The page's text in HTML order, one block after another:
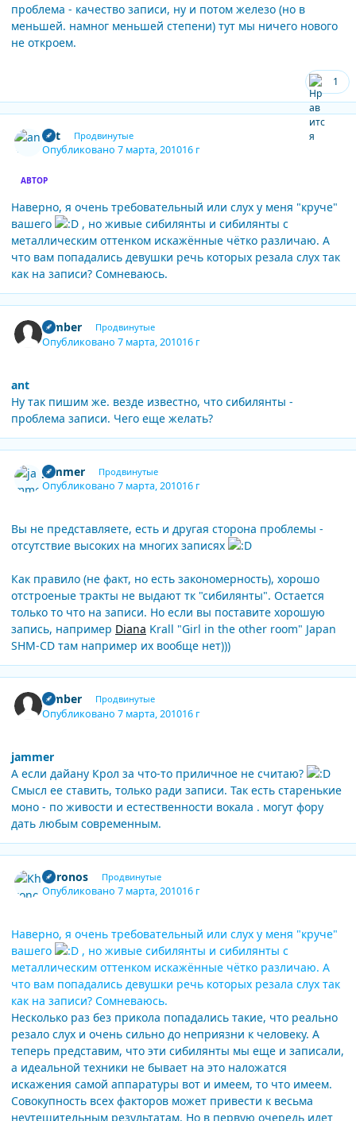
проблема - качество записи, ну и потом железо (но в
меньшей. намног меньшей степени) тут мы ничего нового
не откроем.
1
ant Продвинутые
Опубликовано7 марта, 201016 г
АВТОР
Наверно, я очень требовательный или слух у меня "круче"
вашего
, но живые сибилянты и сибилянты с
металлическим оттенком искажённые чётко различаю. А
что вам попадались девушки речь которых резала слух так
как на записи? Сомневаюсь.
Bimber Продвинутые
Опубликовано7 марта, 201016 г
ant
Ну так пишим же. везде известно, что сибилянты -
проблема записи. Чего еще желать?
jammer Продвинутые
Опубликовано7 марта, 201016 г
Вы не представляете, есть и другая сторона проблемы -
отсутствие высоких на многих записях
Как правило (не факт, но есть закономерность), хорошо
отстроеные тракты не выдают тк "сибилянты". Остается
только то что на записи. Но если вы поставите хорошую
запись, например Diana Krall "Girl in the other room" Japan
SHM-CD там например их вообще нет)))
Bimber Продвинутые
Опубликовано7 марта, 201016 г
jammer
А если дайану Крол за что-то приличное не считаю?
Смысл ее ставить, только ради записи. Так есть старенькие
моно - по живости и естественности вокала . могут фору
дать любым современным.
Khronos Продвинутые
Опубликовано7 марта, 201016 г
Наверно, я очень требовательный или слух у меня "круче"
вашего
, но живые сибилянты и сибилянты с
металлическим оттенком искажённые чётко различаю. А
что вам попадались девушки речь которых резала слух так
как на записи? Сомневаюсь.
Несколько раз без прикола попадались такие, что реально
резало слух и очень сильно до неприязни к человеку. А
теперь представим, что эти сибилянты мы еще и записали,
а идеальной техники не бывает на это наложатся
искажения самой аппаратуры вот и имеем, то что имеем.
Совокупность всех факторов может привести к весьма
неутешительным результатам. Но в первую очередь идет